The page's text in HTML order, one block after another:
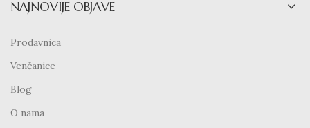
NAJNOVIJE OBJAVE
Prodavnica
Venčanice
Blog
O nama